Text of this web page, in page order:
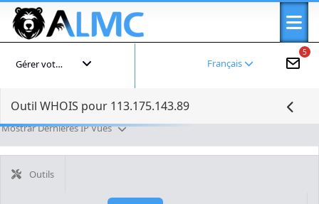
5
Français
Gérer votre compte
Outil WHOIS pour 113.175.143.89
Mostrar Dernières IP Vues
Outils